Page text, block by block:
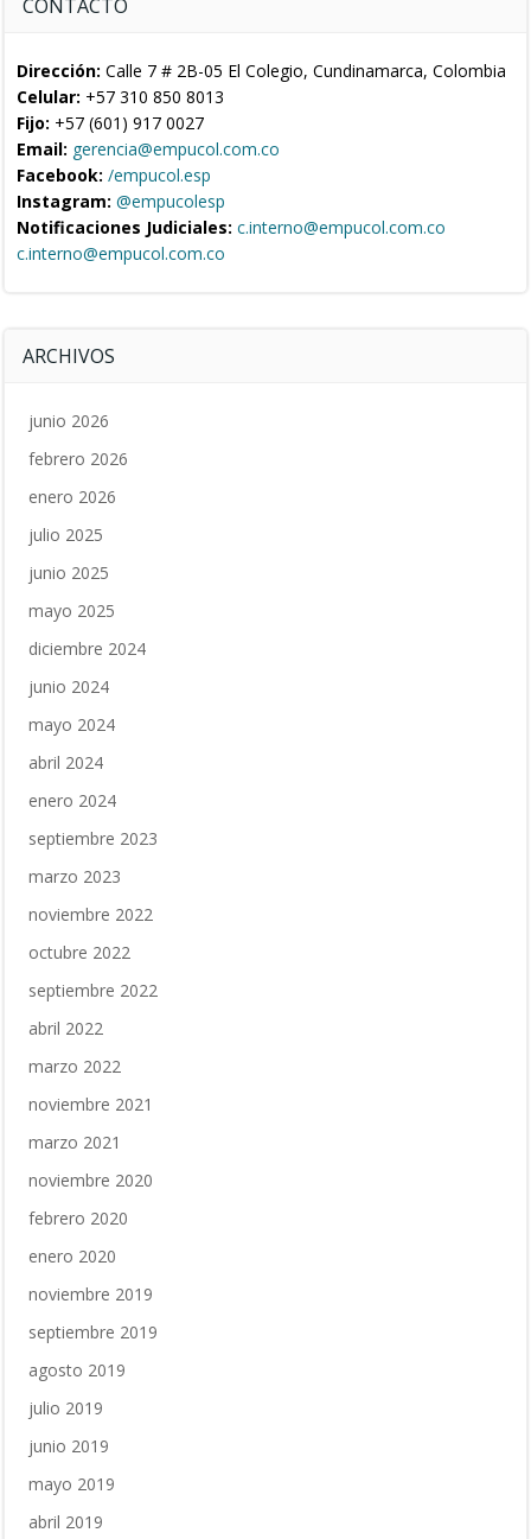
CONTACTO
Dirección: Calle 7 # 2B-05 El Colegio, Cundinamarca, Colombia
Celular: +57 310 850 8013
Fijo: +57 (601) 917 0027
Email: gerencia@empucol.com.co
Facebook: /empucol.esp
Instagram: @empucolesp
Notificaciones Judiciales: c.interno@empucol.com.co
c.interno@empucol.com.co
ARCHIVOS
junio 2026
febrero 2026
enero 2026
julio 2025
junio 2025
mayo 2025
diciembre 2024
junio 2024
mayo 2024
abril 2024
enero 2024
septiembre 2023
marzo 2023
noviembre 2022
octubre 2022
septiembre 2022
abril 2022
marzo 2022
noviembre 2021
marzo 2021
noviembre 2020
febrero 2020
enero 2020
noviembre 2019
septiembre 2019
agosto 2019
julio 2019
junio 2019
mayo 2019
abril 2019